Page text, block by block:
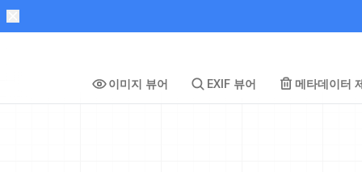
이미지 뷰어 EXIF 뷰어 메타데이터